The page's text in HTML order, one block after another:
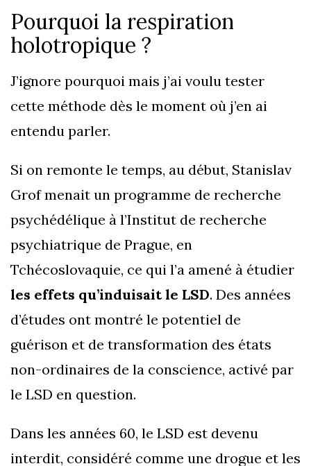
Pourquoi la respiration
holotropique ?
J’ignore pourquoi mais j’ai voulu tester
cette méthode dès le moment où j’en ai
entendu parler.
Si on remonte le temps, au début, Stanislav
Grof menait un programme de recherche
psychédélique à l’Institut de recherche
psychiatrique de Prague, en
Tchécoslovaquie, ce qui l’a amené à étudier
les effets qu’induisait le LSD. Des années
d’études ont montré le potentiel de
guérison et de transformation des états
non-ordinaires de la conscience, activé par
le LSD en question.
Dans les années 60, le LSD est devenu
interdit, considéré comme une drogue et les